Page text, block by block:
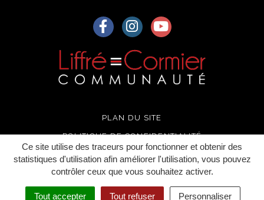
Ce site utilise des traceurs pour fonctionner et obtenir des
statistiques d'utilisation afin améliorer l'utilisation, vous pouvez
contrôler ceux que vous souhaitez activer.
Tout accepter Tout refuser Personnaliser
Lien vers le compte Facebook
Lien vers le compte
Lien vers la chaîne
PLAN DU SITE
POLITIQUE DE CONFIDENTIALITÉ
MENTIONS LÉGALES
CRÉDITS